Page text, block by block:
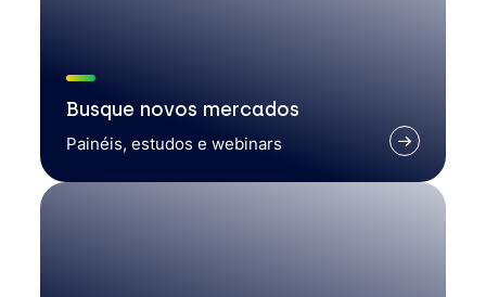
Busque novos mercados
Painéis, estudos e webinars